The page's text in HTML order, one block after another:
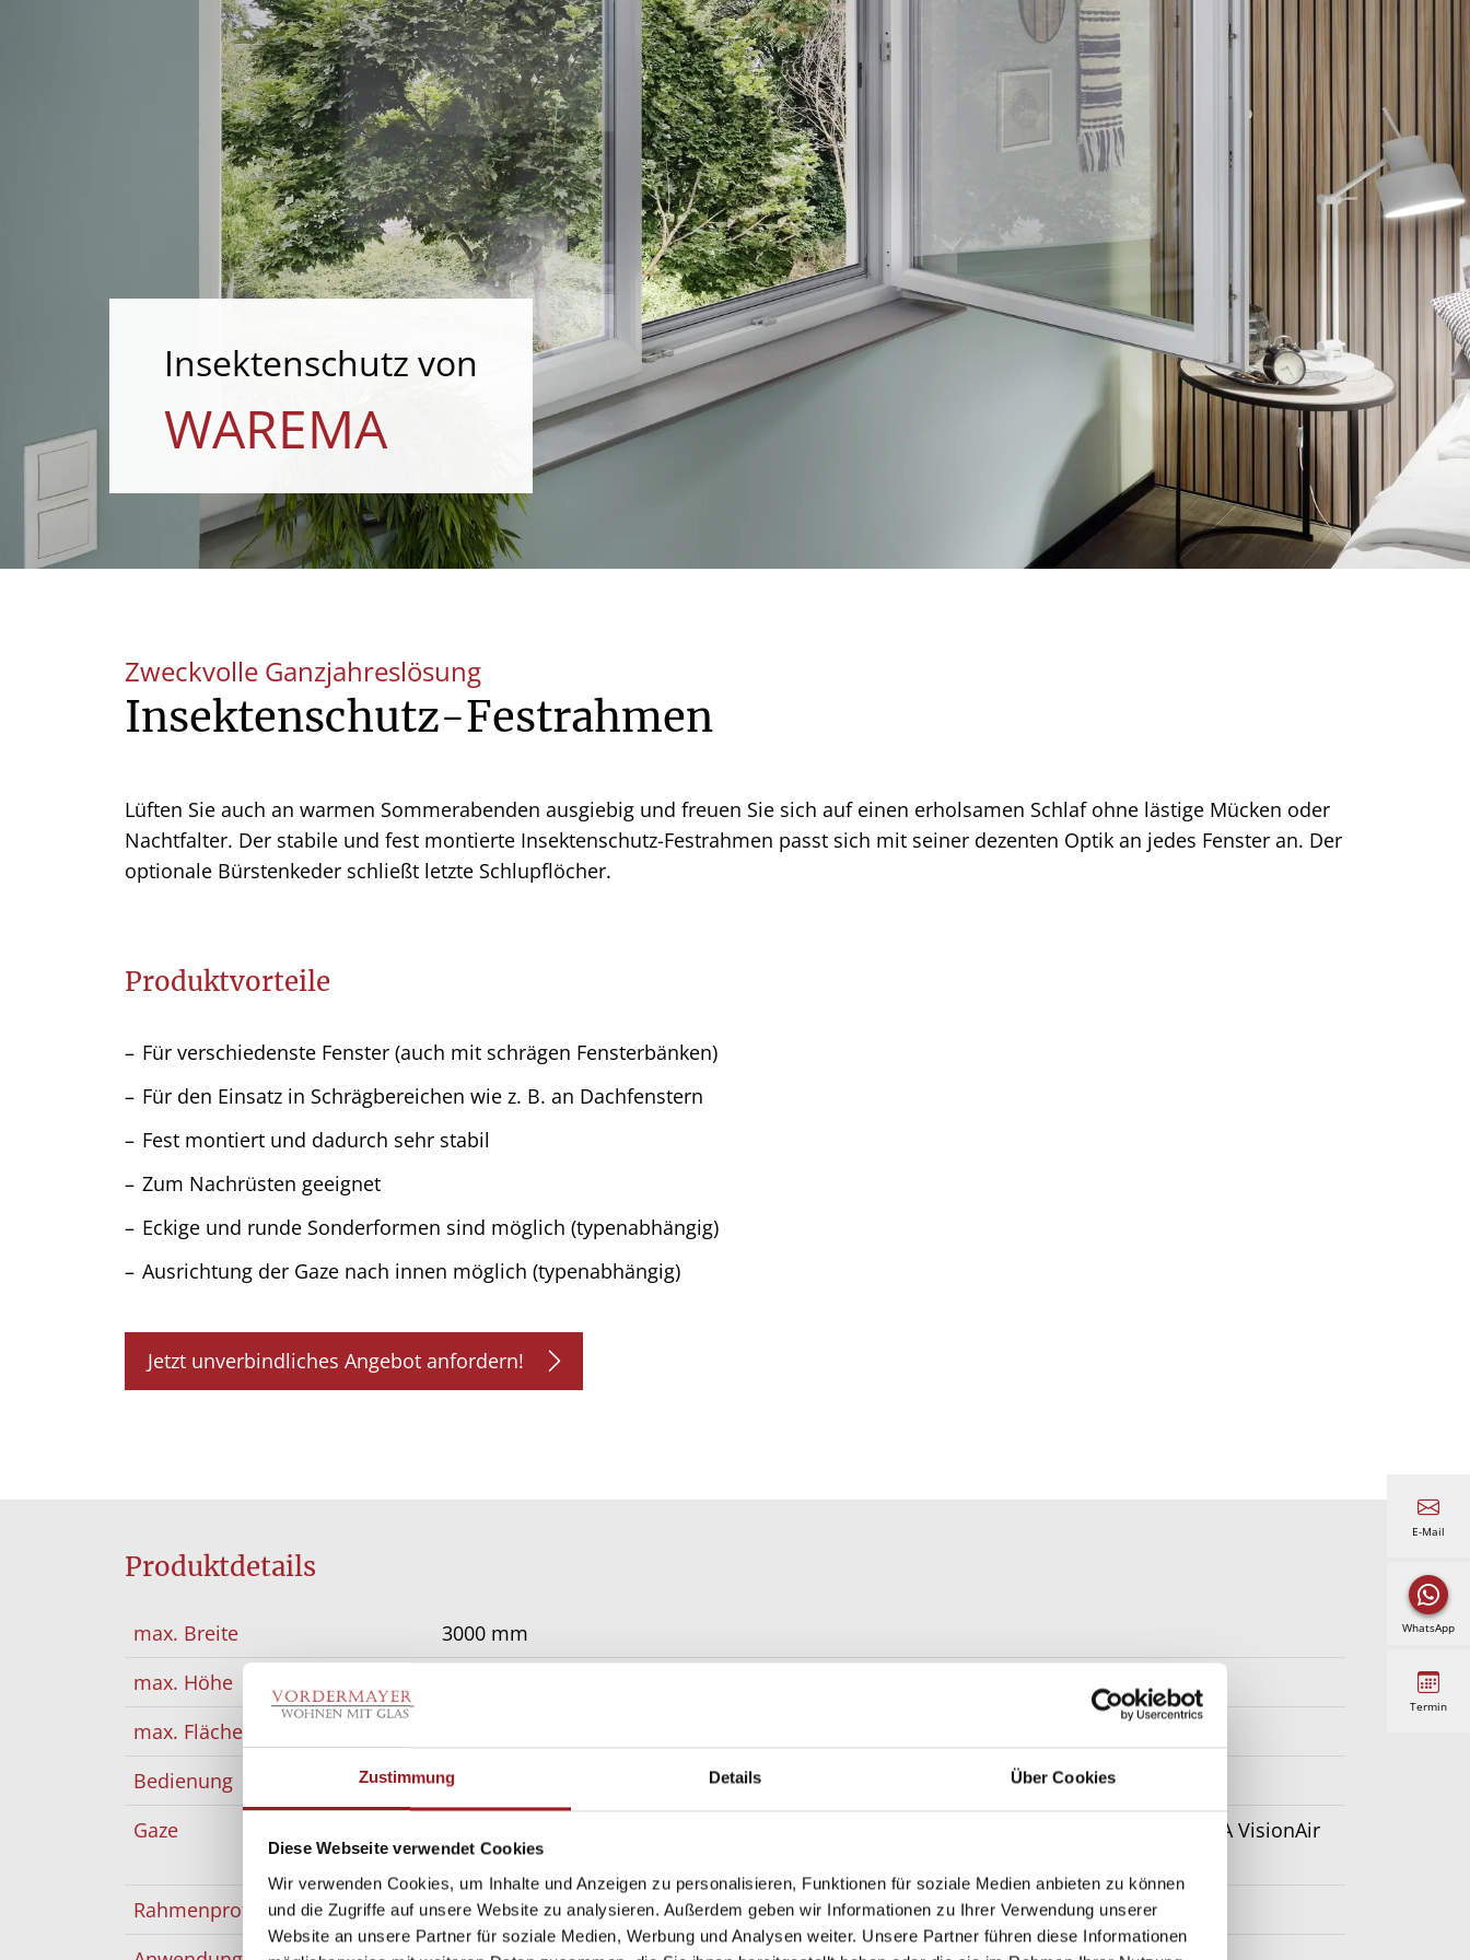
Zustimmung Details Über Cookies
Diese Webseite verwendet Cookies
Wir verwenden Cookies, um Inhalte und Anzeigen zu personalisieren, Funktionen für soziale Medien anbieten zu können
und die Zugriffe auf unsere Website zu analysieren. Außerdem geben wir Informationen zu Ihrer Verwendung unserer
Website an unsere Partner für soziale Medien, Werbung und Analysen weiter. Unsere Partner führen diese Informationen
Insektenschutz von
WAREMA
Zweckvolle Ganzjahreslösung
Insektenschutz-Festrahmen
Lüften Sie auch an warmen Sommerabenden ausgiebig und freuen Sie sich auf einen erholsamen Schlaf ohne lästige Mücken oder
Nachtfalter. Der stabile und fest montierte Insektenschutz-Festrahmen passt sich mit seiner dezenten Optik an jedes Fenster an. Der
optionale Bürstenkeder schließt letzte Schlupflöcher.
Produktvorteile
Für verschiedenste Fenster (auch mit schrägen Fensterbänken)
Für den Einsatz in Schrägbereichen wie z. B. an Dachfenstern
Fest montiert und dadurch sehr stabil
Zum Nachrüsten geeignet
Eckige und runde Sonderformen sind möglich (typenabhängig)
Ausrichtung der Gaze nach innen möglich (typenabhängig)
Jetzt unverbindliches Angebot anfordern!
Produktdetails
max. Breite
3000 mm
max. Höhe
max. Fläche
Bedienung
fest montiert am Fenster
Gaze
Edelstahl-Gaze, WAREMA VisionAir Feinstaub-Gaze, WAREMA VisionAir-Gaze, WAREMA VisionAir
Pollenschutz- Gaze, verschleißfeste Gaze
Rahmenprofil
Aluminium, Oberfläche pulverbeschichtet, stranggepresst
E-Mail
WhatsApp
Termin